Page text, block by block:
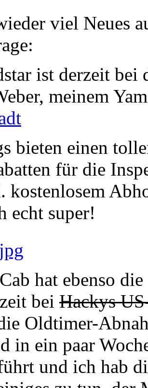
viel Neues
ist derzeit bei
meinem
bieten einen
für die
kostenlosem
echt super!
hat ebenso
bei Hackys
Oldtimer-
in ein paar
und ich hab